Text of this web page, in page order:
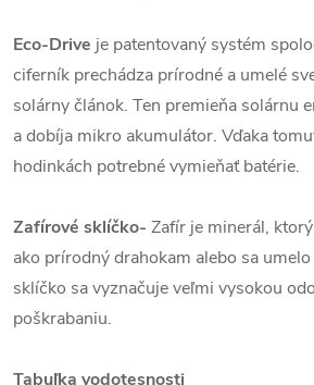
Eco-Drive je patentovaný systém
ciferník prechádza prírodné a umelé
solárny článok. Ten premieňa solárnu
a dobíja mikro akumulátor. Vďaka
hodinkách potrebné vymieňať batérie.
Zafírové sklíčko- Zafír je minerál,
ako prírodný drahokam alebo sa
sklíčko sa vyznačuje veľmi vysokou
poškrabaniu.
Tabuľka vodotesnosti